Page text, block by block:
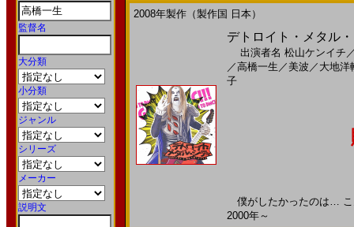
監督名
大分類
小分類
ジャンル
シリーズ
メーカー
説明文
2008年製作（製作国 日本）
デトロイト・メタル
出演者名 松山ケンイチ
／高橋一生 ／ 美波 ／ 大地洋
子
僕がしたかったのは…
2000年～